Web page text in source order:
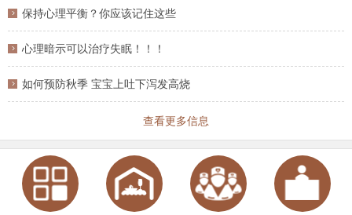
保持心理平衡？你应该记住这些
心理暗示可以治疗失眠！！！
如何预防秋季 宝宝上吐下泻发高烧
查看更多信息